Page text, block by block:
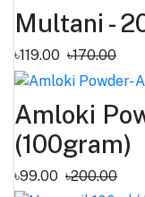
Multani -
৳119.00 ৳170.00
Amloki
(100gram)
৳99.00 ৳200.00